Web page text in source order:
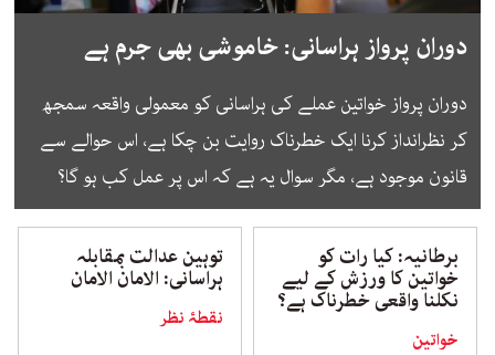
دوران پرواز ہراسانی: خاموشی بھی جرم ہے
دوران پرواز خواتین عملے کی ہراسانی کو معمولی واقعہ سمجھ
کر نظرانداز کرنا ایک خطرناک روایت بن چکا ہے، اس حوالے سے
قانون موجود ہے، مگر سوال یہ ہے کہ اس پر عمل کب ہو گا؟
برطانیہ: کیا رات کو
خواتین کا ورزش کے لیے
نکلنا واقعی خطرناک ہے؟
خواتین
توہین عدالت بمقابلہ
ہراسانی: الامان الامان
نقطۂ نظر